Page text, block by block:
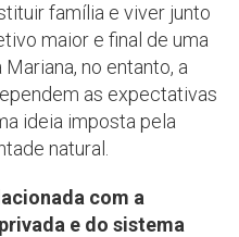
família e viver junto
maior e final de uma
no entanto, a
as expectativas
ideia imposta pela
natural.
com a
e do sistema